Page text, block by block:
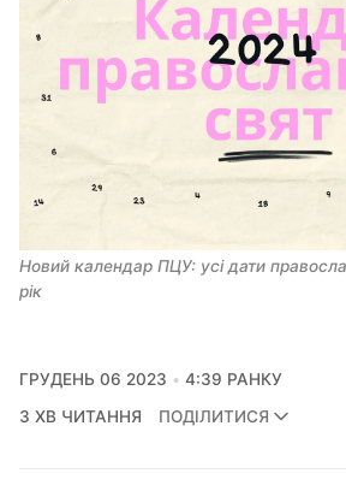
Новий календар ПЦУ: усі дати
рік
ГРУДЕНЬ 06 2023
4:39 РАНКУ
3 ХВ ЧИТАННЯ
ПОДІЛИТИСЯ